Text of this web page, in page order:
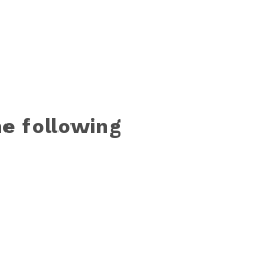
following